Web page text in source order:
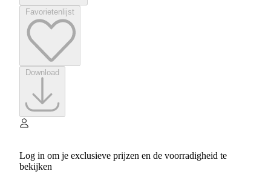
Log in om je exclusieve prijzen en de voorradigheid te
bekijken